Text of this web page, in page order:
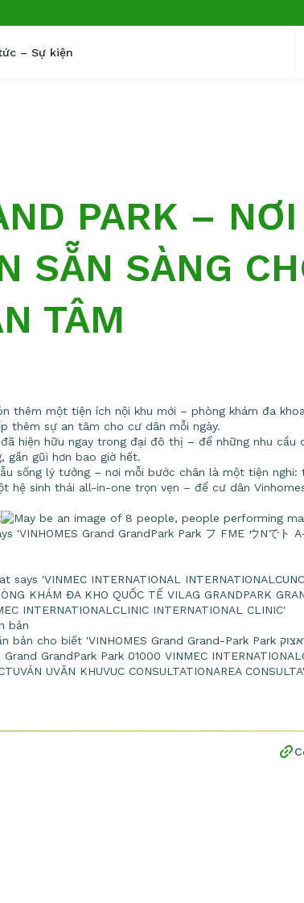
– Sự kiện
PARK –
SẴN SÀNG
TÂM
thêm một tiện ích nội khu mới – phòng khám đa
thêm sự an tâm cho cư dân mỗi ngày.
hiện hữu ngay trong đại đô thị – để những nhu cầu
gần gũi hơn bao giờ hết.
sống lý tưởng – nơi mỗi bước chân là một tiện
sinh thái all-in-one trọn vẹn – để cư dân